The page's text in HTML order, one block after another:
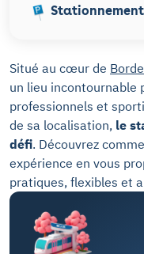
Situé au cœur de
un lieu incontournable
professionnels et
de sa localisation, le
défi. Découvrez
expérience en vous
pratiques, flexibles et